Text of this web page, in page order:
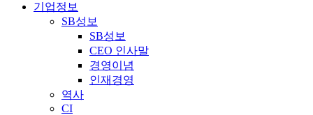
기업정보
SB성보
SB성보
CEO 인사말
경영이념
인재경영
역사
CI